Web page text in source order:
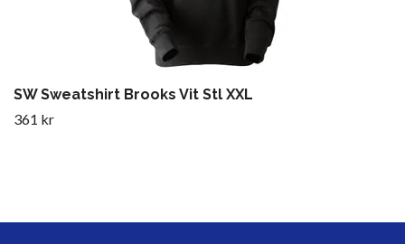
SW Sweatshirt Brooks Vit Stl XXL
361 kr